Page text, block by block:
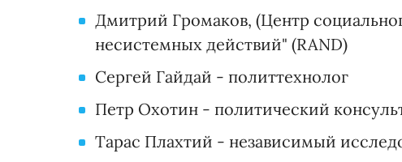
Дмитрий Громаков, (Центр
несистемных действий" (RAND)
Сергей Гайдай - политтехнолог
Петр Охотин - политический
Тарас Плахтий - независимый